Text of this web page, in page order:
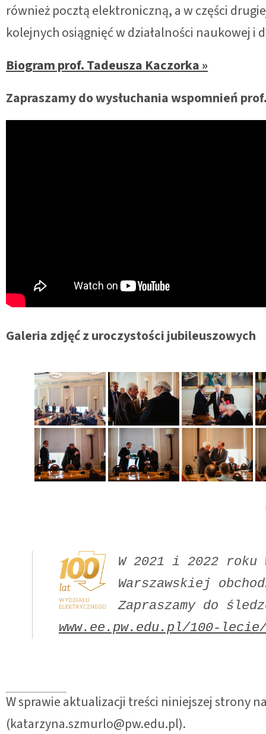
również pocztą elektroniczną, a w części
kolejnych osiągnięć w działalności naukowej i
Biogram prof. Tadeusza Kaczorka »
Zapraszamy do wysłuchania wspomnień
Galeria zdjęć z uroczystości jubileuszowych
W 2021 i 2022
Warszawskiej
www.ee.pw.edu.pl/100-
W sprawie aktualizacji treści niniejszej strony
(katarzyna.szmurlo@pw.edu.pl).